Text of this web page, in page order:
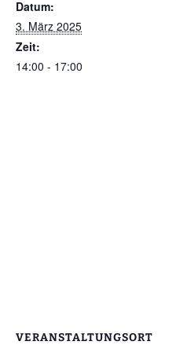
Datum:
3. März 2025
Zeit:
14:00 - 17:00
VERANSTALTUNGSORT